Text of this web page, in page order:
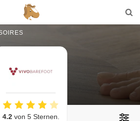
4.2von 5 Sternen.